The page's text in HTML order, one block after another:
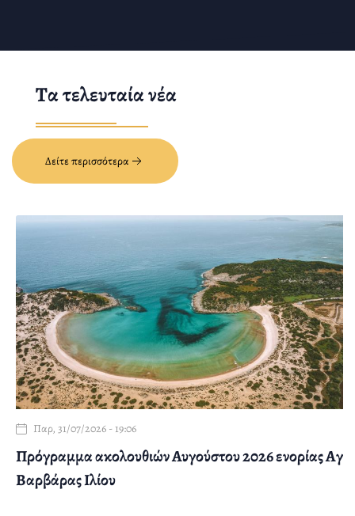
Τα τελευταία νέα
Δείτε περισσότερα
Παρ, 31/07/2026 - 19:06
Πρόγραμμα ακολουθιών Αυγούστου 2026 ενορίας Αγ.
Βαρβάρας Ιλίου